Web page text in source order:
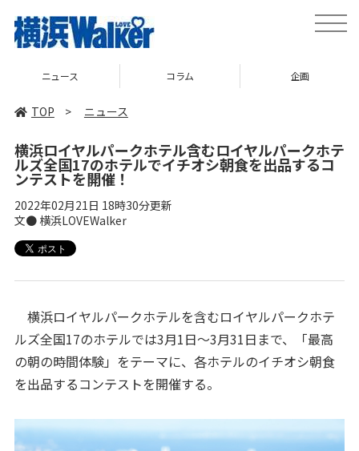
toggle
コラム 企画
TOP > ニュース
横浜ロイヤルパークホテル含むロイヤルパークホテ
ルズ全国17のホテルでイチオシ朝食を出品するコ
ンテストを開催！
2022年02月21日 18時30分更新
文● 横浜LOVEWalker
横浜ロイヤルパークホテルを含むロイヤルパークホテ
ルズ全国17のホテルでは3月1日～3月31日まで、「最高
の朝の時間体験」をテーマに、各ホテルのイチオシ朝食
を出品するコンテストを開催する。